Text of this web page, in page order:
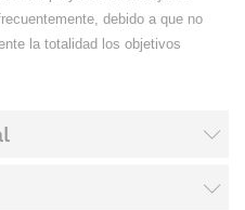
debido a que no
la totalidad los objetivos